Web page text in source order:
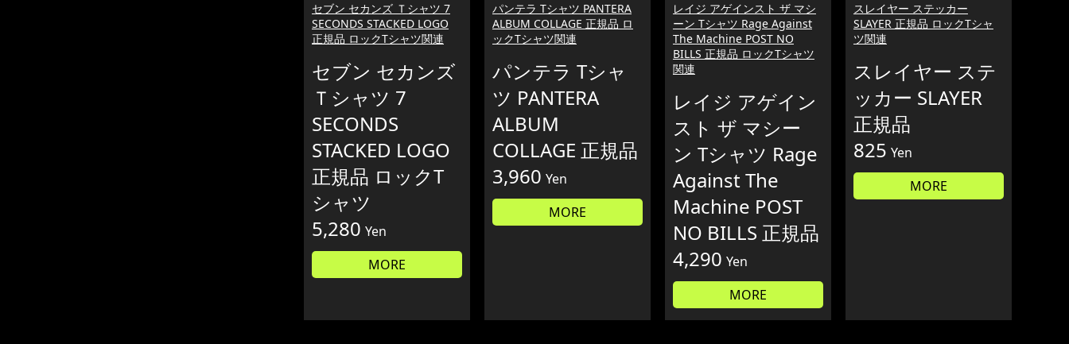
セブン セカンズ Ｔシャツ 7
SECONDS STACKED LOGO
正規品 ロックTシャツ関連
セブン セカンズ
Ｔシャツ 7
SECONDS
STACKED LOGO
正規品 ロックT
シャツ
5,280 Yen
MORE
パンテラ Tシャツ PANTERA
ALBUM COLLAGE 正規品 ロ
ックTシャツ関連
パンテラ Tシャ
ツ PANTERA
ALBUM
COLLAGE 正規品
3,960 Yen
MORE
レイジ アゲインスト ザ マシ
ーン Tシャツ Rage Against
The Machine POST NO
BILLS 正規品 ロックTシャツ
関連
レイジ アゲイン
スト ザ マシー
ン Tシャツ Rage
Against The
Machine POST
NO BILLS 正規品
4,290 Yen
MORE
スレイヤー ステッカー
SLAYER 正規品 ロックTシャ
ツ関連
スレイヤー ステ
ッカー SLAYER
正規品
825 Yen
MORE